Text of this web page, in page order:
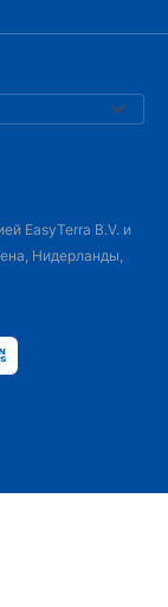
EasyTerra B.V. и
Нидерланды,